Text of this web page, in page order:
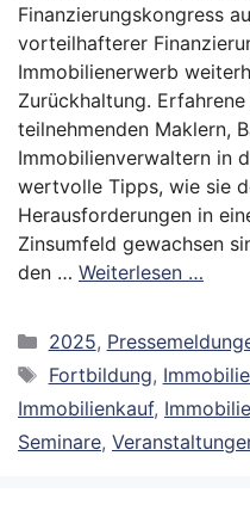
Finanzierungskongress
vorteilhafterer
Immobilienerwerb
Zurückhaltung.
teilnehmenden Maklern,
Immobilienverwaltern in
wertvolle Tipps, wie sie
Herausforderungen in
Zinsumfeld gewachsen
den … Weiterlesen …
Kategorien
2025,
Schlagwörter
Fortbildung,
Immobilienkauf,
Seminare,